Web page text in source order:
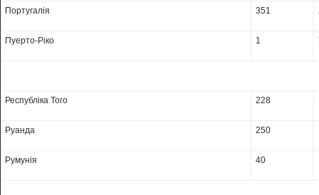
Португалія 351
Пуерто-Ріко 1
Республіка Того 228
Руанда 250
Румунія 40